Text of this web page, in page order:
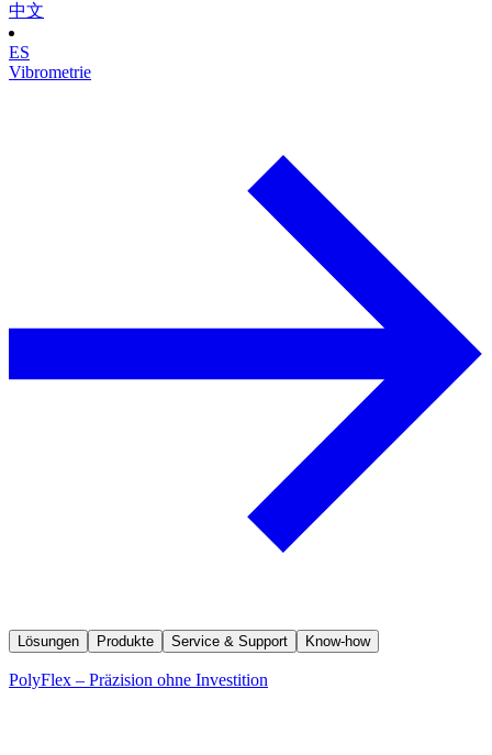
中文
ES
Vibrometrie
Lösungen Produkte Service & Support Know-how
PolyFlex – Präzision ohne Investition